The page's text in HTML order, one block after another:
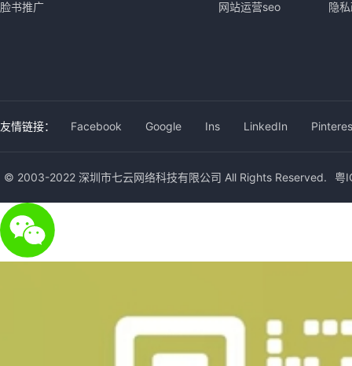
脸书推广 网站运营seo 隐
友情链接： Facebook Google Ins LinkedIn
© 2003-2022 深圳市七云网络科技有限公司 All Rights Reserved. 粤